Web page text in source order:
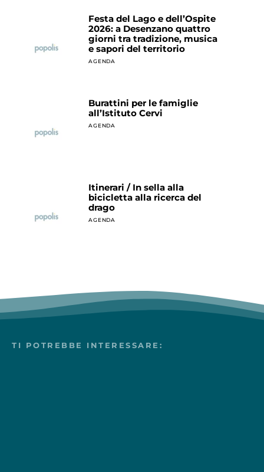
Festa del Lago e dell’Ospite
2026: a Desenzano quattro
giorni tra tradizione, musica
e sapori del territorio
AGENDA
Burattini per le famiglie
all’Istituto Cervi
AGENDA
Itinerari / In sella alla
bicicletta alla ricerca del
drago
AGENDA
TI POTREBBE INTERESSARE: